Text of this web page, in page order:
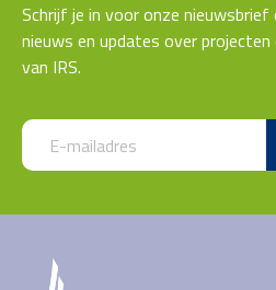
Schrijf je in voor onze
nieuws en updates over
van IRS.
Call me back by fax